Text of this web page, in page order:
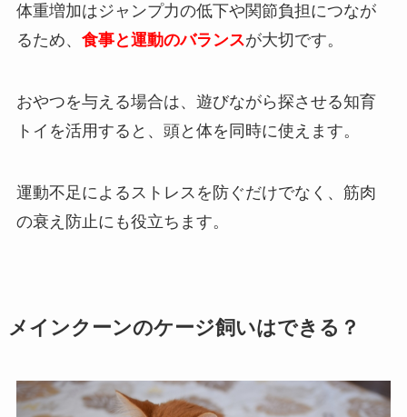
体重増加はジャンプ力の低下や関節負担につなが
るため、 食事と運動のバランスが大切です。
おやつを与える場合は、遊びながら探させる知育
トイを活用すると、頭と体を同時に使えます。
運動不足によるストレスを防ぐだけでなく、筋肉
の衰え防止にも役立ちます。
メインクーンのケージ飼いはできる？